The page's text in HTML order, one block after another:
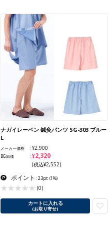
ナガイレーベン 鍼灸パンツ SG-303 ブルー
L
メーカー価格 ¥2,900
BG卸価 ¥2,320
(税込¥2,552)
ポイント : 23pt (1%)
(0)
カートに入れる
(お取り寄せ)